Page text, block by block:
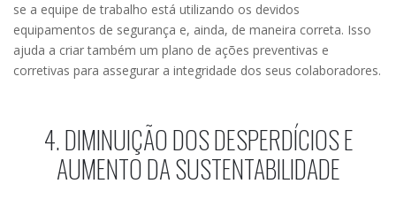
se a equipe de trabalho está utilizando os devidos
equipamentos de segurança e, ainda, de maneira correta. Isso
ajuda a criar também um plano de ações preventivas e
corretivas para assegurar a integridade dos seus colaboradores.
4. DIMINUIÇÃO DOS DESPERDÍCIOS E
AUMENTO DA SUSTENTABILIDADE